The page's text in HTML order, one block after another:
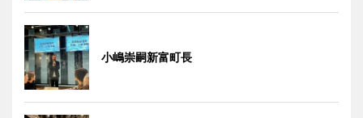
小嶋崇嗣新富町長